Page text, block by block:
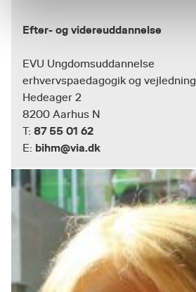
Efter- og videreuddannelse
EVU Ungdomsuddannelse
erhvervspaedagogik og vejledning
Hedeager 2
8200 Aarhus N
T: 87 55 01 62
E: bihm@via.dk